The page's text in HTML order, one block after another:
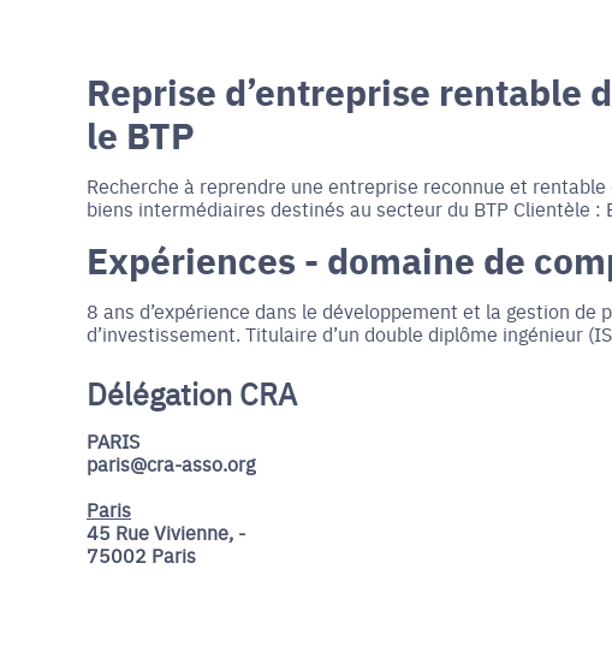
Reprise d’entreprise rentable
le BTP
Recherche à reprendre une entreprise reconnue et
biens intermédiaires destinés au secteur du BTP Clientèle :
Expériences - domaine de
8 ans d’expérience dans le développement et la gestion
d’investissement. Titulaire d’un double diplôme ingénieur
Délégation CRA
PARIS
paris@cra-asso.org
Paris
45 Rue Vivienne, -
75002 Paris